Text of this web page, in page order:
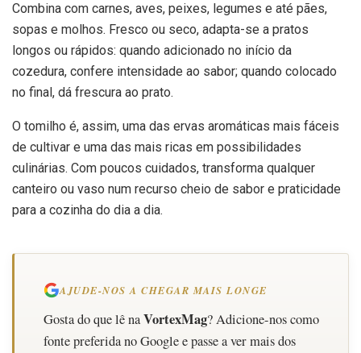
Combina com carnes, aves, peixes, legumes e até pães,
sopas e molhos. Fresco ou seco, adapta-se a pratos
longos ou rápidos: quando adicionado no início da
cozedura, confere intensidade ao sabor; quando colocado
no final, dá frescura ao prato.
O tomilho é, assim, uma das ervas aromáticas mais fáceis
de cultivar e uma das mais ricas em possibilidades
culinárias. Com poucos cuidados, transforma qualquer
canteiro ou vaso num recurso cheio de sabor e praticidade
para a cozinha do dia a dia.
AJUDE-NOS A CHEGAR MAIS LONGE
Gosta do que lê naVortexMag? Adicione-nos como
fonte preferida no Google e passe a ver mais dos